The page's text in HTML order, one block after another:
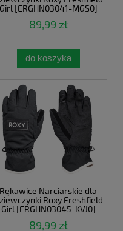
Girl [ERGHN03041-MGS0]
89,99 zł
do koszyka
Rękawice Narciarskie dla
Roxy Freshfield
Girl [ERGHN03045-KVJ0]
89,99 zł